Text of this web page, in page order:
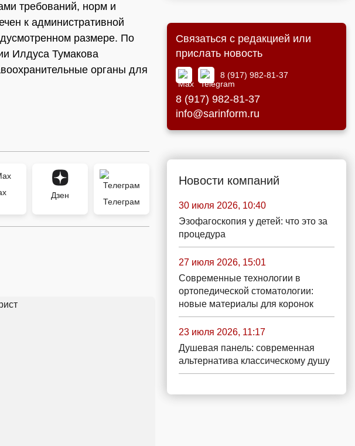
требований, норм и
к административной
размере. По
Илдуса Тумакова
органы для
Дзен
Телеграм
Связаться с редакцией или
прислать новость
8 (917) 982-81-37
8 (917) 982-81-37
info@sarinform.ru
Новости компаний
30 июля 2026, 10:40
Эзофагоскопия у детей: что это за
процедура
27 июля 2026, 15:01
Современные технологии в
ортопедической стоматологии:
новые материалы для коронок
23 июля 2026, 11:17
Душевая панель: современная
альтернатива классическому душу